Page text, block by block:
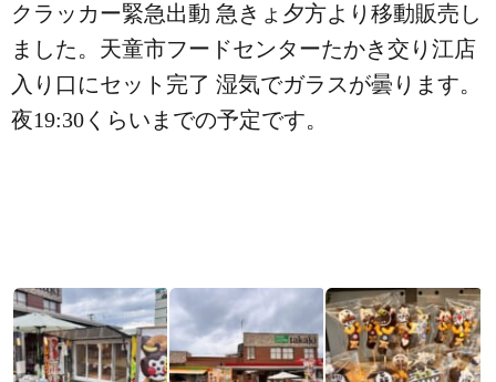
クラッカー緊急出動️ 急きょ夕方より移動販売し
ました。天童市フードセンターたかき交り江店
入り口にセット完了️ 湿気でガラスが曇ります。
夜19:30くらいまでの予定です。